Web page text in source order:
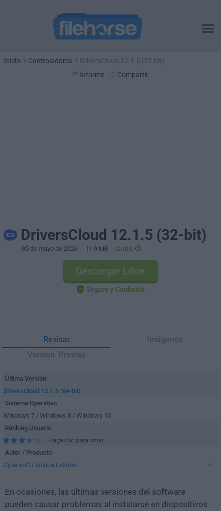
Inicio Controladores
DriversCloud 12.1.5 (32-bit)
Informe
Compartir
DriversCloud 12.1.5 (32-bit)
05 de mayo de 2026 - 11.9 MB - Gratis
Descargar Libre
Seguro y Confiable
Revisar
Imágenes
Version. Previas
Última Versión
DriversCloud 12.1.6 (64-bit)
Sistema Operativo
Windows 7 / Windows 8 / Windows 10
Ránking Usuario
Haga clic para votar
Autor / Producto
Cybelsoft / Enlace Externo
En ocasiones, las últimas versiones del software
pueden causar problemas al instalarse en dispositivos